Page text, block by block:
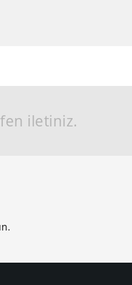
iletiniz.